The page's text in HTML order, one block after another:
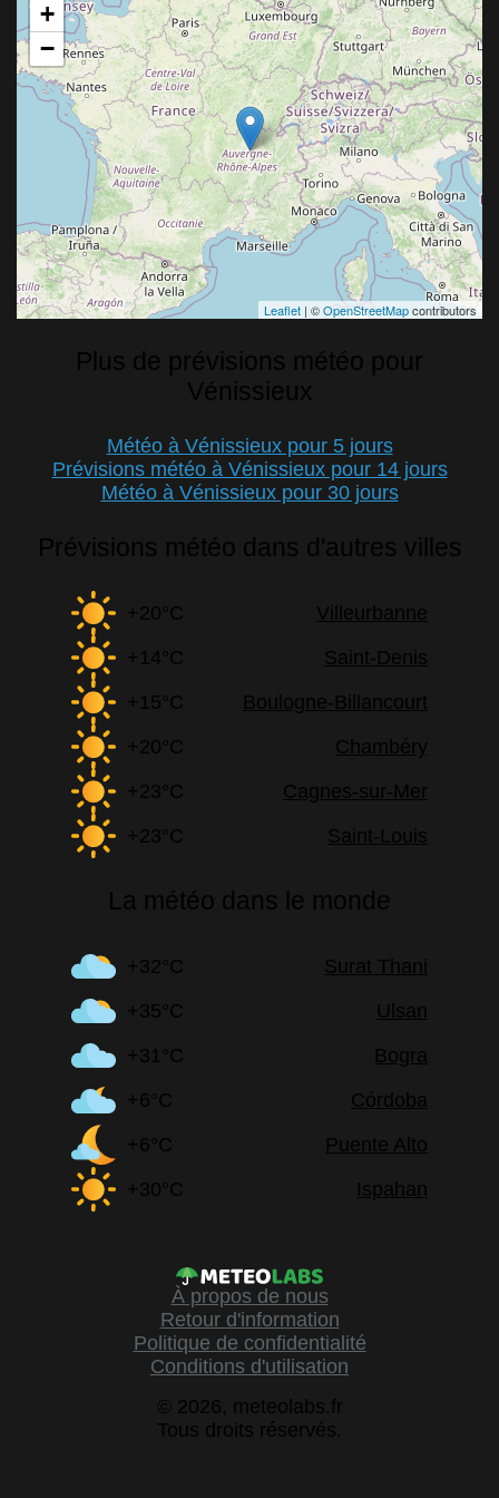
+
−
Leaflet | ©OpenStreetMapcontributors
Plus de prévisions météo pour
Vénissieux
Météo à Vénissieux pour 5 jours
Prévisions météo à Vénissieux pour 14 jours
Météo à Vénissieux pour 30 jours
Prévisions météo dans d'autres villes
+20°C
Villeurbanne
+14°C
Saint-Denis
+15°C
Boulogne-Billancourt
+20°C
Chambéry
+23°C
Cagnes-sur-Mer
+23°C
Saint-Louis
La météo dans le monde
+32°C
Surat Thani
+35°C
Ulsan
+31°C
Bogra
+6°C
Córdoba
+6°C
Puente Alto
+30°C
Ispahan
À propos de nous
Retour d'information
Politique de confidentialité
Conditions d'utilisation
© 2026, meteolabs.fr
Tous droits réservés.